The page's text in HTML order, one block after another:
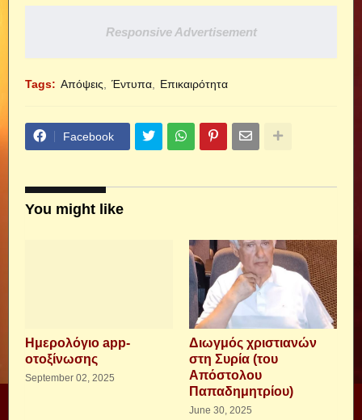
Responsive Advertisement
Tags: Απόψεις Έντυπα Επικαιρότητα
Facebook
You might like
Ημερολόγιο app-
οτοξίνωσης
September 02, 2025
Διωγμός χριστιανών
στη Συρία (του
Απόστολου
Παπαδημητρίου)
June 30, 2025